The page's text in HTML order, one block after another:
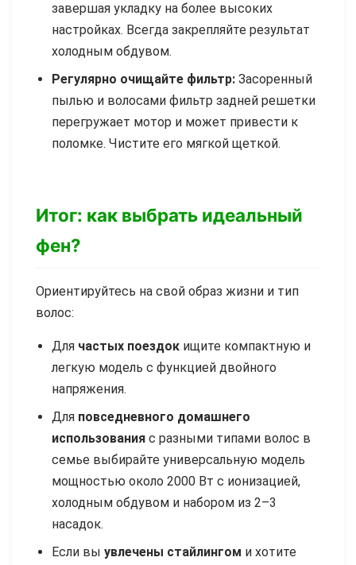
завершая укладку на более высоких
настройках. Всегда закрепляйте результат
холодным обдувом.
Регулярно очищайте фильтр: Засоренный
пылью и волосами фильтр задней решетки
перегружает мотор и может привести к
поломке. Чистите его мягкой щеткой.
Итог: как выбрать идеальный
фен?
Ориентируйтесь на свой образ жизни и тип
волос:
Для частых поездок ищите компактную и
легкую модель с функцией двойного
напряжения.
Для повседневного домашнего
использования с разными типами волос в
семье выбирайте универсальную модель
мощностью около 2000 Вт с ионизацией,
холодным обдувом и набором из 2–3
насадок.
Если вы увлечены стайлингом и хотите